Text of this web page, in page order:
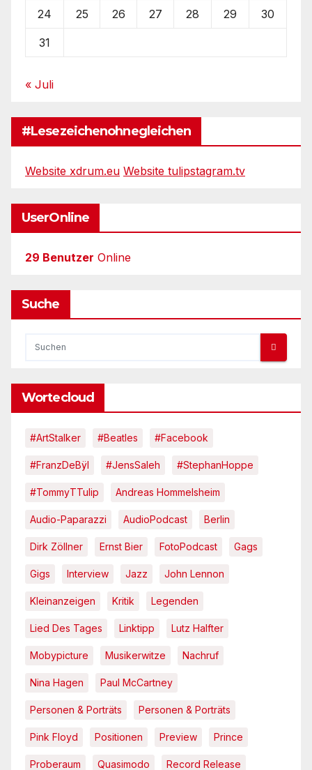
24 25 26 27 28 29 30
31
« Juli
#Lesezeichenohnegleichen
Website xdrum.eu Website tulipstagram.tv
UserOnline
29 Benutzer Online
Suche
Wortecloud
#ArtStalker #Beatles #Facebook
#FranzDeBÿl #JensSaleh #StephanHoppe
#TommyTTulip Andreas Hommelsheim
Audio-Paparazzi AudioPodcast Berlin
Dirk Zöllner Ernst Bier FotoPodcast Gags
Gigs Interview Jazz John Lennon
Kleinanzeigen Kritik Legenden
Lied Des Tages Linktipp Lutz Halfter
Mobypicture Musikerwitze Nachruf
Nina Hagen Paul McCartney
Personen & Porträts Personen & Porträts
Pink Floyd Positionen Preview Prince
Proberaum Quasimodo Record Release